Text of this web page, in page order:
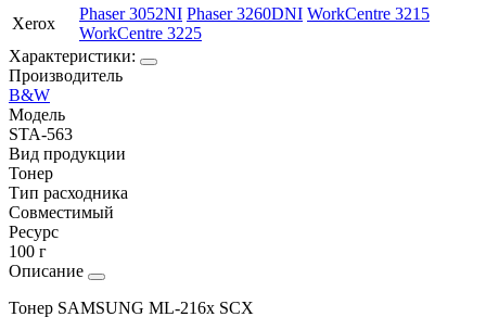
Xerox
Phaser 3052NI Phaser 3260DNI WorkCentre 3215
WorkCentre 3225
Характеристики:
Производитель
B&W
Модель
STA-563
Вид продукции
Тонер
Тип расходника
Совместимый
Ресурс
100 г
Описание
Тонер SAMSUNG ML-216x SCX